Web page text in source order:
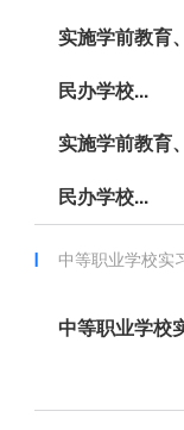
实施学前教育
民办学校...
实施学前教育
民办学校...
中等职业学校实
中等职业学校